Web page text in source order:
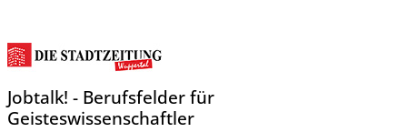
Jobtalk! - Berufsfelder für
Geisteswissenschaftler